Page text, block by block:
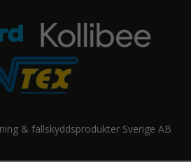
& fallskyddsprodukter Sverige AB